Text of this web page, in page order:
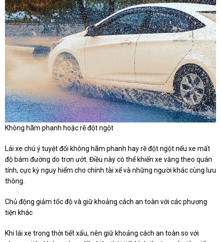
Không hãm phanh hoặc rẽ đột ngột
Lái xe chú ý tuyệt đối không hãm phanh hay rẽ đột ngột nếu xe mất
độ bám đường do trơn ướt. Điều này có thể khiến xe văng theo quán
tính, cực kỳ nguy hiểm cho chính tài xế và những người khác cùng lưu
thông.
Chủ động giảm tốc độ và giữ khoảng cách an toàn với các phương
tiện khác
Khi lái xe trong thời tiết xấu, nên giữ khoảng cách an toàn so với